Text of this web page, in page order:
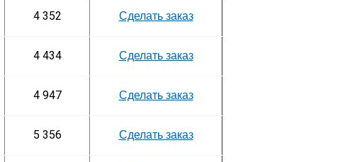
4 352 Сделать заказ
4 434 Сделать заказ
4 947 Сделать заказ
5 356 Сделать заказ